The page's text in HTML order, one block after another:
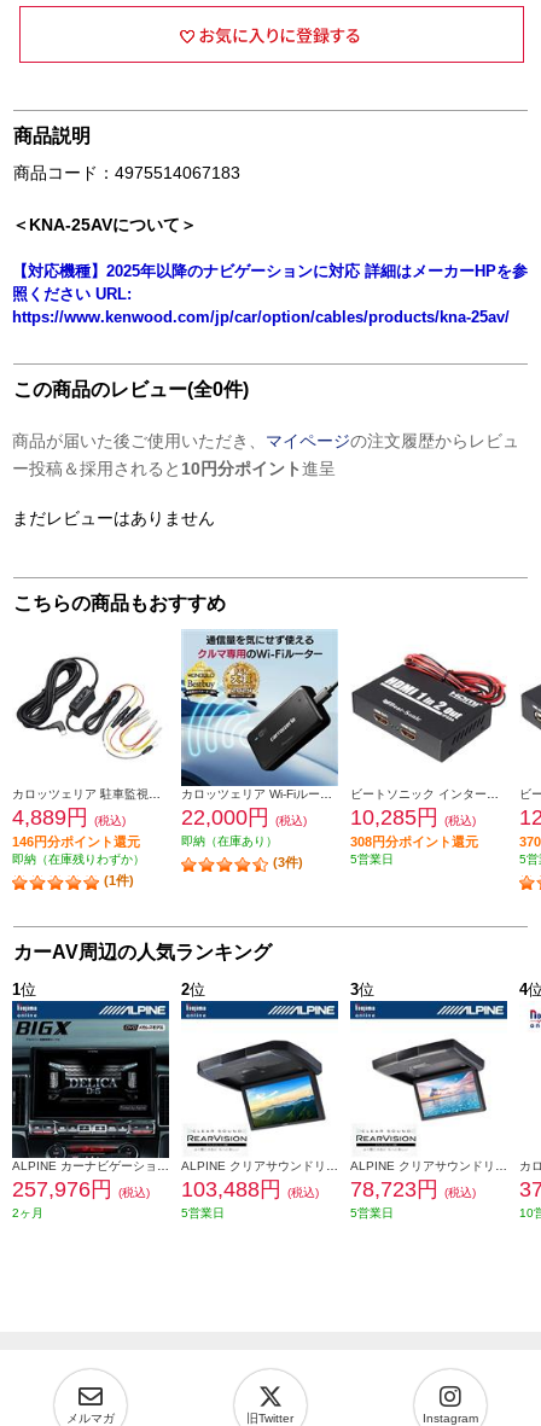
商品説明
商品コード：4975514067183
＜KNA-25AVについて＞
【対応機種】2025年以降のナビゲーションに対応 詳細はメーカーHPを参
照ください URL:
https://www.kenwood.com/jp/car/option/cables/products/kna-25av/
この商品のレビュー(全0件)
商品が届いた後ご使用いただき、 マイページの注文履歴からレビュ
ー投稿＆採用されると 10円分ポイント進呈
まだレビューはありません
こちらの商品もおすすめ
4,889円 (税込)
146円分ポイント還元
即納（在庫残りわずか）
(1件)
22,000円
(税込)
即納（在庫あり）
(3件)
10,285円 (税込)
308円分ポイント還元
5営業日 5営
カーAV周辺の人気ランキング
1位
257,976円
(税込)
2ヶ月
2位
103,488円
(税込)
5営業日
3位
78,723円
(税込)
5営業日
4
10
メルマガ 旧Twitter Instagram